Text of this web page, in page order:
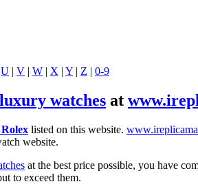
U | V | W | X | Y | Z | 0-9
watches at
listed on this website.
website.
at the best price possible, you have
to exceed them.